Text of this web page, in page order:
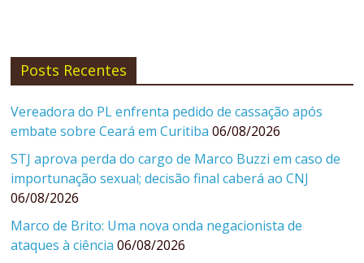
Posts Recentes
Vereadora do PL enfrenta pedido de cassação após
embate sobre Ceará em Curitiba 06/08/2026
STJ aprova perda do cargo de Marco Buzzi em caso de
importunação sexual; decisão final caberá ao CNJ
06/08/2026
Marco de Brito: Uma nova onda negacionista de
ataques à ciência 06/08/2026